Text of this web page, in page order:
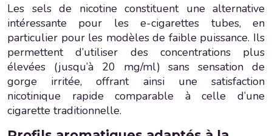
Les sels de nicotine constituent une alternative
intéressante pour les e-cigarettes tubes, en
particulier pour les modèles de faible puissance. Ils
permettent d’utiliser des concentrations plus
élevées (jusqu’à 20 mg/ml) sans sensation de
gorge irritée, offrant ainsi une satisfaction
nicotinique rapide comparable à celle d’une
cigarette traditionnelle.